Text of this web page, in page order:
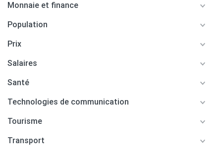
Monnaie et finance
Population
Prix
Salaires
Santé
Technologies de communication
Tourisme
Transport